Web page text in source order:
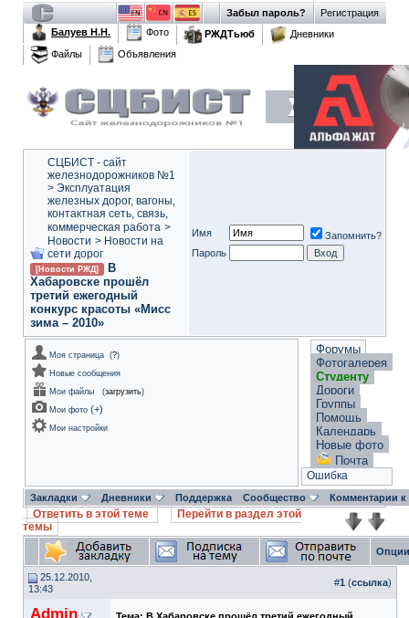
Регистрация
Забыл пароль?
Балуев Н.Н.
Фото РЖДТьюб
Дневники
Файлы
Объявления
СЦБИСТ - сайт
железнодорожников №1
> Эксплуатация
железных дорог, вагоны,
контактная сеть, связь,
коммерческая работа >
Новости > Новости на
сети дорог
[Новости РЖД]
В
Хабаровске прошёл
третий ежегодный
конкурс красоты «Мисс
зима – 2010»
Имя
Запомнить?
Пароль
Моя страница (?)
Новые сообщения
Мои файлы
(загрузить)
Мои фото (+)
Мои настройки
Форумы
Фотогалерея
Студенту
Дороги
Группы
Помощь
Календарь
Новые фото
Почта
Ошибка
Закладки Дневники Поддержка Сообщество Комментарии
Ответить в этой теме
Перейти в раздел этой
темы
25.12.2010,
13:43
#1 (ссылка)
Admin